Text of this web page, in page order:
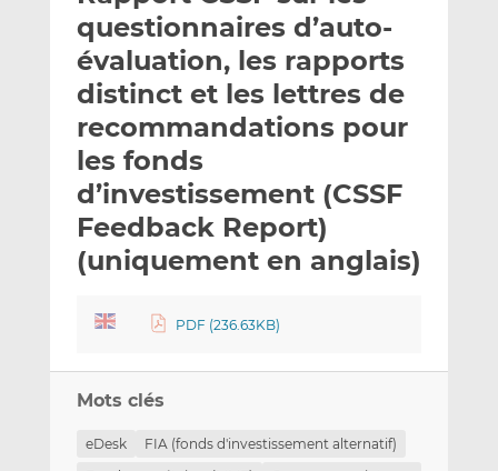
e
r
p
a
r
a
i
g
e
r
s
u
i
n
k
e
I
g
e
r
s
u
a
c
e
b
o
questionnaires d’auto-
évaluation, les rapports
distinct et les lettres de
recommandations pour
les fonds
d’investissement (CSSF
Feedback Report)
(uniquement en anglais)
PDF (236.63KB)
Mots clés
eDesk
FIA (fonds d'investissement alternatif)